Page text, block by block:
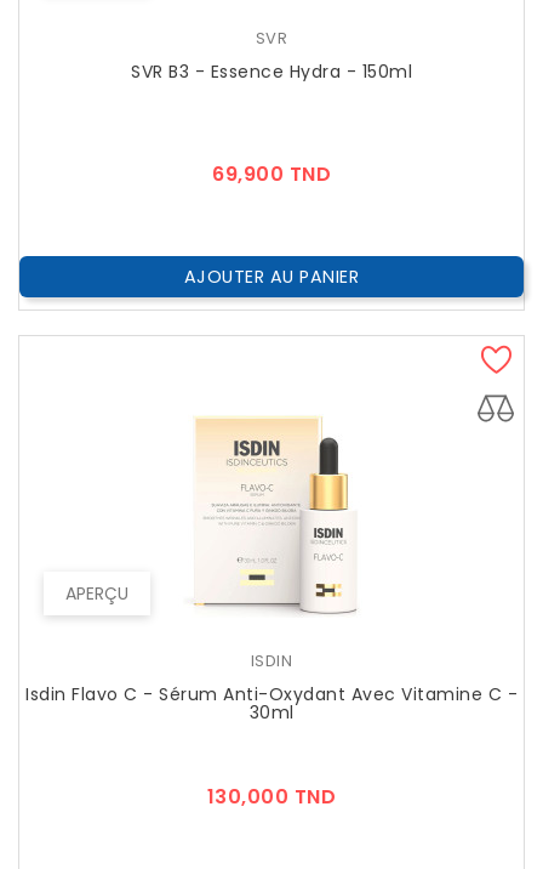
SVR
SVR B3 - Essence Hydra - 150ml
69,900 TND
AJOUTER AU PANIER
APERÇU
ISDIN
Isdin Flavo C - Sérum Anti-Oxydant Avec Vitamine C -
30ml
130,000 TND